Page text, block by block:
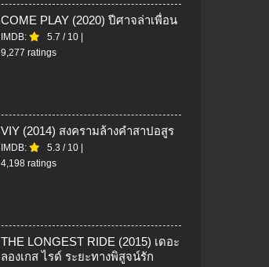
COME PLAY (2020) ปีศาจล่าเพื่อน
IMDB: 5.7 / 10
9,277 ratings
VIY (2014) สงครามล้างคำสาปอสูร
IMDB: 5.3 / 10
4,198 ratings
THE LONGEST RIDE (2015) เดอะ
ลองเกส ไรด์ ระยะทางพิสูจน์รัก